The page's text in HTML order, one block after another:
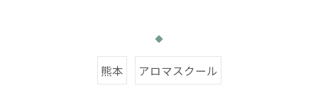
熊本 アロマスクール